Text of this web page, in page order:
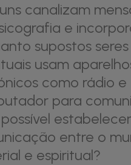
canalizam
e
supostos seres
usam
como rádio e
para
entre o
e espiritual?